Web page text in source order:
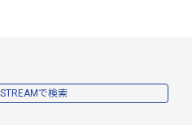
で検索